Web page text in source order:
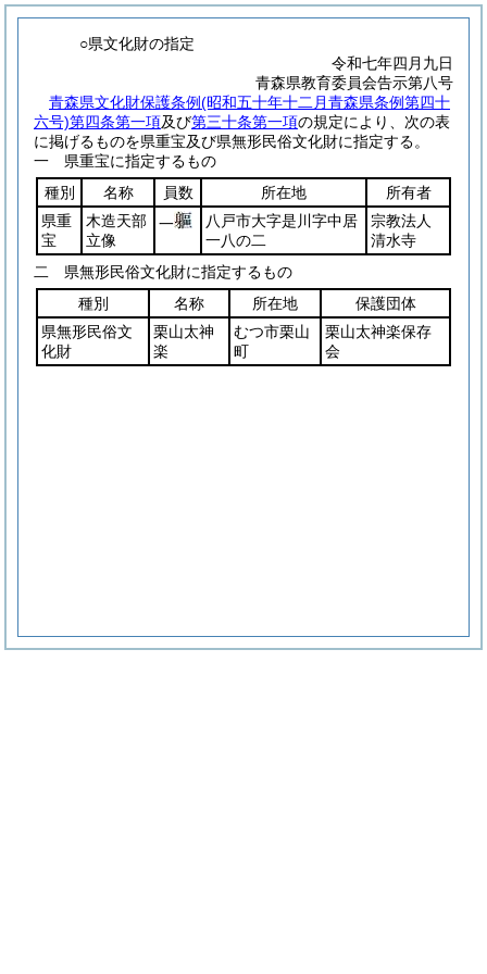
○県文化財の指定
令和七年四月九日
青森県教育委員会告示第八号
青森県文化財保護条例(昭和五十年十二月青森県条例第四十
六号)第四条第一項及び第三十条第一項の規定により、次の表
に掲げるものを県重宝及び県無形民俗文化財に指定する。
一 県重宝に指定するもの
種別
名称 員数 所在地
所有者
県重
宝
木造天部
立像
一
八戸市大字是川字中居
一八の二
宗教法人
清水寺
二 県無形民俗文化財に指定するもの
種別
名称 所在地
保護団体
県無形民俗文
化財
栗山太神
楽
むつ市栗山
町
栗山太神楽保存
会